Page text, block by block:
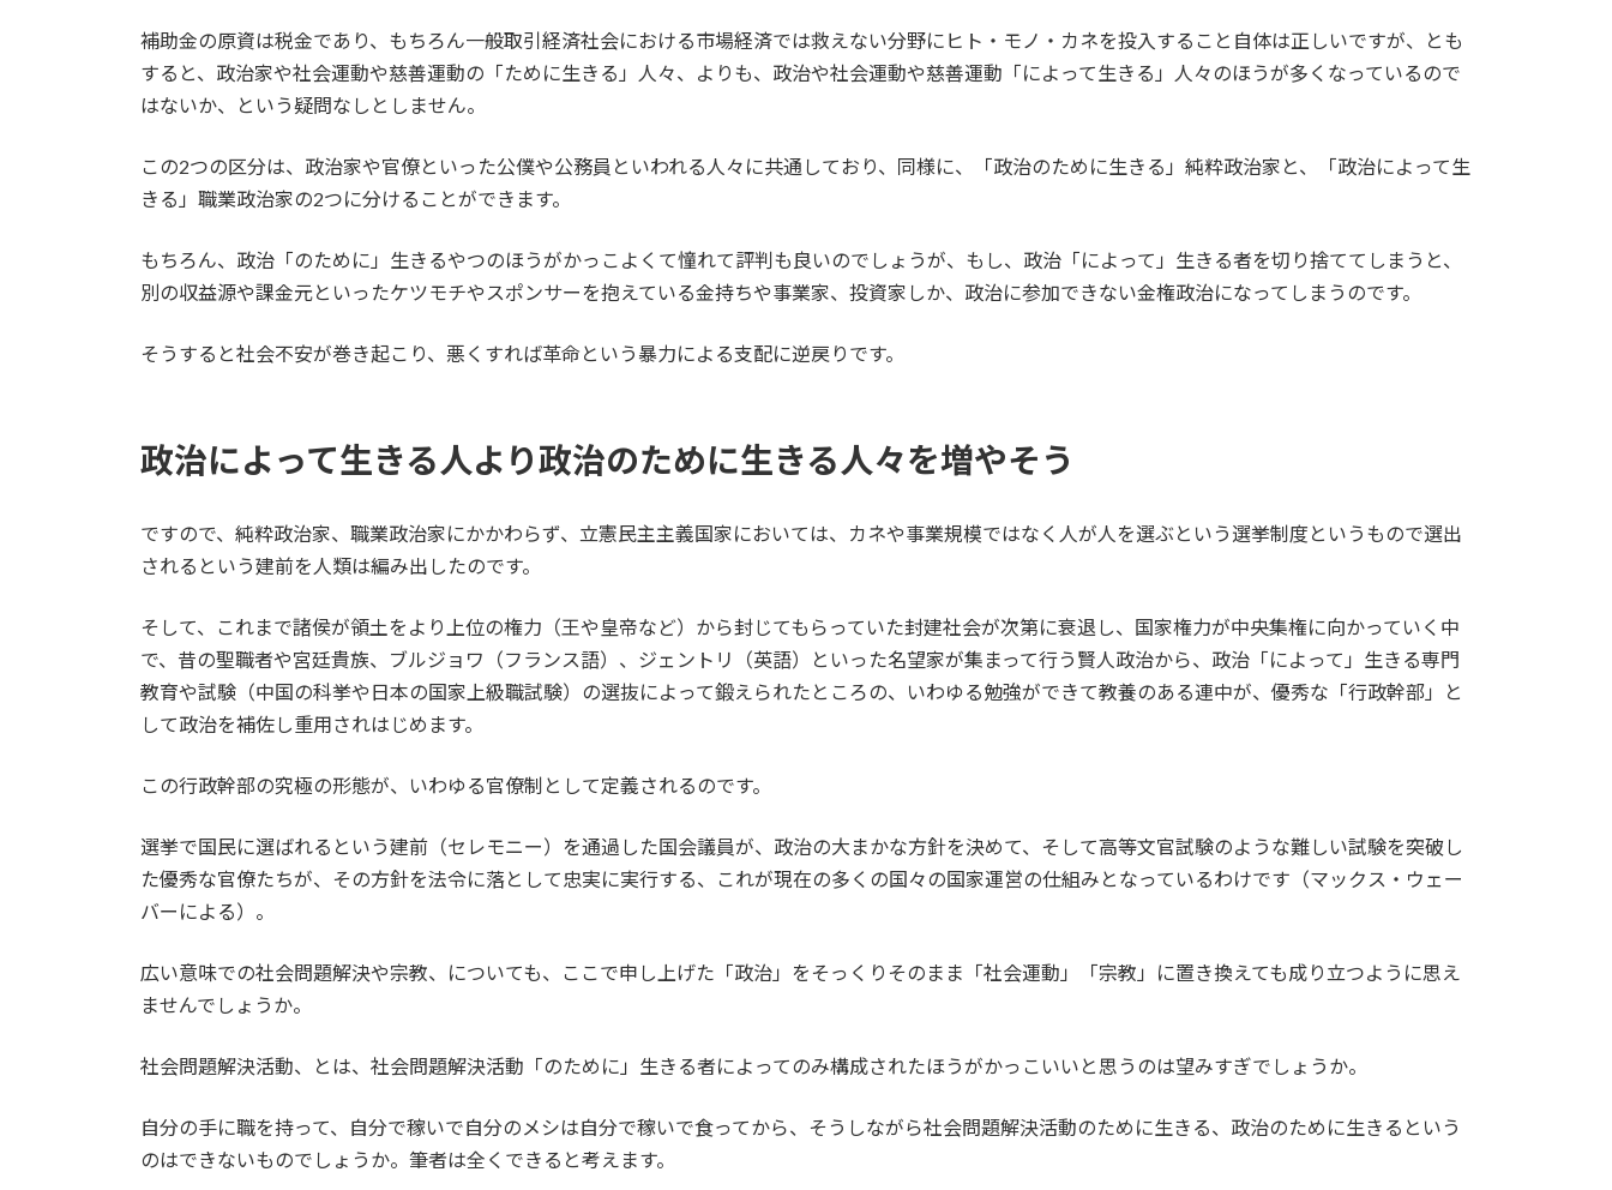
補助金の原資は税金であり、もちろん一般取引経済社会における市場経済では救えない分野にヒト・モノ・カネを投入すること自体は正しいですが、とも
すると、政治家や社会運動や慈善運動の「ために生きる」人々、よりも、政治や社会運動や慈善運動「によって生きる」人々のほうが多くなっているので
はないか、という疑問なしとしません。
この2つの区分は、政治家や官僚といった公僕や公務員といわれる人々に共通しており、同様に、「政治のために生きる」純粋政治家と、「政治によって生
きる」職業政治家の2つに分けることができます。
もちろん、政治「のために」生きるやつのほうがかっこよくて憧れて評判も良いのでしょうが、もし、政治「によって」生きる者を切り捨ててしまうと、
別の収益源や課金元といったケツモチやスポンサーを抱えている金持ちや事業家、投資家しか、政治に参加できない金権政治になってしまうのです。
そうすると社会不安が巻き起こり、悪くすれば革命という暴力による支配に逆戻りです。
政治によって生きる人より政治のために生きる人々を増やそう
ですので、純粋政治家、職業政治家にかかわらず、立憲民主主義国家においては、カネや事業規模ではなく人が人を選ぶという選挙制度というもので選出
されるという建前を人類は編み出したのです。
そして、これまで諸侯が領土をより上位の権力（王や皇帝など）から封じてもらっていた封建社会が次第に衰退し、国家権力が中央集権に向かっていく中
で、昔の聖職者や宮廷貴族、ブルジョワ（フランス語）、ジェントリ（英語）といった名望家が集まって行う賢人政治から、政治「によって」生きる専門
教育や試験（中国の科挙や日本の国家上級職試験）の選抜によって鍛えられたところの、いわゆる勉強ができて教養のある連中が、優秀な「行政幹部」と
して政治を補佐し重用されはじめます。
この行政幹部の究極の形態が、いわゆる官僚制として定義されるのです。
選挙で国民に選ばれるという建前（セレモニー）を通過した国会議員が、政治の大まかな方針を決めて、そして高等文官試験のような難しい試験を突破し
た優秀な官僚たちが、その方針を法令に落として忠実に実行する、これが現在の多くの国々の国家運営の仕組みとなっているわけです（マックス・ウェー
バーによる）。
広い意味での社会問題解決や宗教、についても、ここで申し上げた「政治」をそっくりそのまま「社会運動」「宗教」に置き換えても成り立つように思え
ませんでしょうか。
社会問題解決活動、とは、社会問題解決活動「のために」生きる者によってのみ構成されたほうがかっこいいと思うのは望みすぎでしょうか。
自分の手に職を持って、自分で稼いで自分のメシは自分で稼いで食ってから、そうしながら社会問題解決活動のために生きる、政治のために生きるという
のはできないものでしょうか。筆者は全くできると考えます。